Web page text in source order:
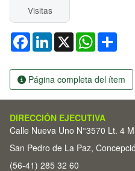
Visitas
FacebookLinkedIn
X WhatsApp
Página completa del ítem
DIRECCIÓN EJECUTIVA
Calle Nueva Uno N°3570 Lt. 4
San Pedro de La Paz,
(56-41) 285 32 60